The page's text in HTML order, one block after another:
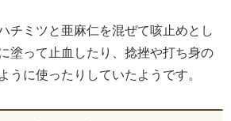
チミツと亜麻仁を混ぜて咳止めとし
塗って止血したり、捻挫や打ち身の
うに使ったりしていたようです。